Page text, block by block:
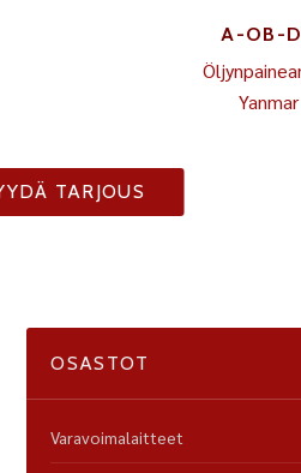
A-OB-
Yanmar
TARJOUS
OSASTOT
Varavoimalaitteet